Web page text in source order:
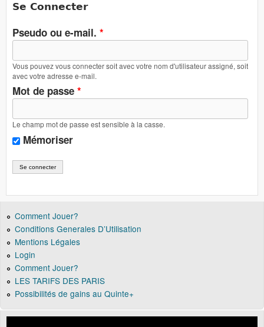
Se Connecter
Pseudo ou e-mail. *
Vous pouvez vous connecter soit avec votre nom d'utilisateur assigné, soit
avec votre adresse e-mail.
Mot de passe *
Le champ mot de passe est sensible à la casse.
Mémoriser
Comment Jouer?
Conditions Generales D’Utilisation
Mentions Légales
Login
Comment Jouer?
LES TARIFS DES PARIS
Possibilités de gains au Quinte+